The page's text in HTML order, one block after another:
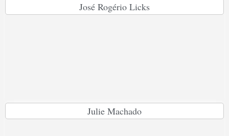
José Rogério Licks
Julie Machado